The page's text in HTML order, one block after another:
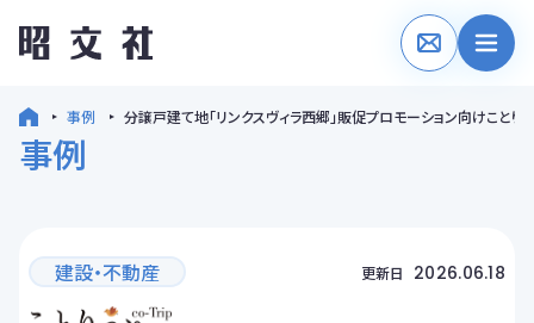
事例
事例 分譲戸建て地「リンクスヴィラ西郷」販促プロモーション向けことり
更新日 2026.06.18
建設・不動産